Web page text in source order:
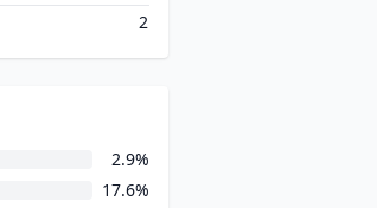
2
2.9%
17.6%